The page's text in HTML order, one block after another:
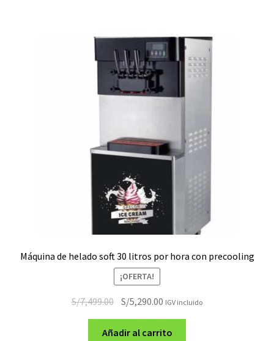
Máquina de helado soft 30 litros por hora con precooling
¡OFERTA!
S/7,499.00 El
precio
original
S/5,290.00 El
precio
actual
IGV incluido
Añadir al carrito